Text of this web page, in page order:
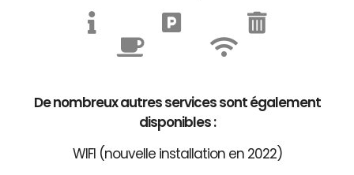
De nombreux autres services sont également
disponibles :
WIFI (nouvelle installation en 2022)